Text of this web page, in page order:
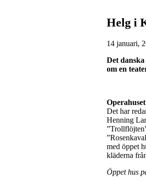
Helg i
14 januari,
Det
om en
Det har
Henning
med öppet
kläderna
Öppet hus